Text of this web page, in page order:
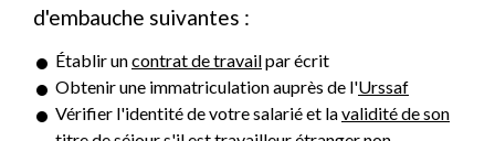
d'embauche suivantes :
Établir uncontrat de travailpar écrit
Obtenir une immatriculation auprès de l'Urssaf
Vérifier l'identité de votre salarié et lavalidité de son